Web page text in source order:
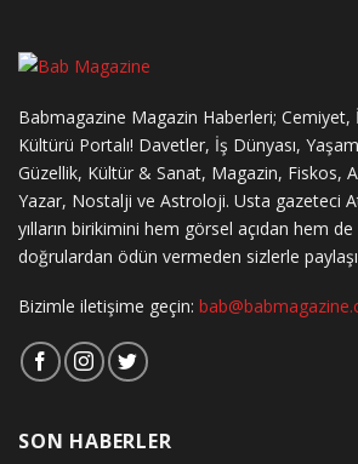
Babmagazine Magazin Haberleri; Cemiyet,
Kültürü Portalı! Davetler, İş Dünyası,
Güzellik, Kültür & Sanat, Magazin, Fiskos,
Yazar, Nostalji ve Astroloji. Usta gazeteci
yılların birikimini hem görsel açıdan hem
doğrulardan ödün vermeden sizlerle
Bizimle iletişime geçin:
SON HABERLER